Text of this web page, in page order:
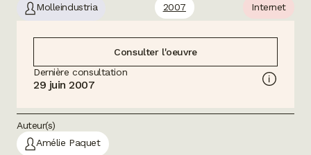
Molleindustria
2007
Internet
Consulter l'oeuvre
Dernière consultation
29 juin 2007
Auteur(s)
Amélie Paquet